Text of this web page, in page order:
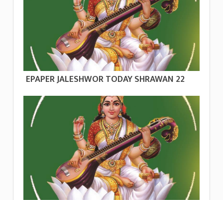
EPAPER JALESHWOR TODAY SHRAWAN 22